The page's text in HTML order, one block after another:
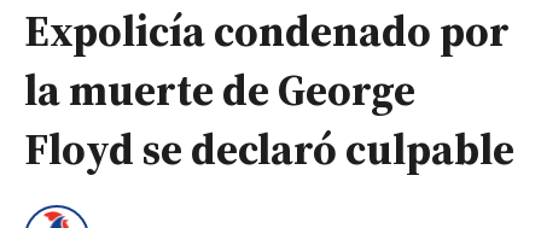
Expolicía condenado por
la muerte de George
Floyd se declaró culpable